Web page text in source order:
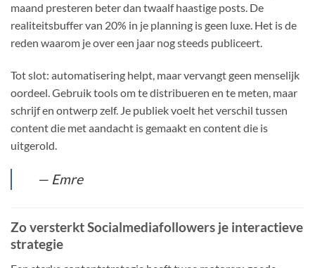
maand presteren beter dan twaalf haastige posts. De
realiteitsbuffer van 20% in je planning is geen luxe. Het is de
reden waarom je over een jaar nog steeds publiceert.
Tot slot: automatisering helpt, maar vervangt geen menselijk
oordeel. Gebruik tools om te distribueren en te meten, maar
schrijf en ontwerp zelf. Je publiek voelt het verschil tussen
content die met aandacht is gemaakt en content die is
uitgerold.
— Emre
Zo versterkt Socialmediafollowers je interactieve
strategie